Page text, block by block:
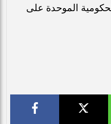
الموحدة على